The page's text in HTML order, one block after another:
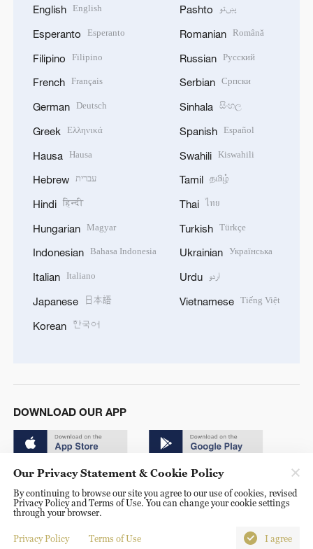
English English
Esperanto Esperanto
Filipino Filipino
French Français
German Deutsch
Greek Ελληνικά
Hausa Hausa
Hebrew עברית
Hindi हिन्दी
Hungarian Magyar
Indonesian Bahasa Indonesia
Italian Italiano
Japanese 日本語
Korean 한국어
Pashto پښتو
Romanian Română
Russian Русский
Serbian Српски
Sinhala සිංහල
Spanish Español
Swahili Kiswahili
Tamil தமிழ்
Thai ไทย
Turkish Türkçe
Ukrainian Українська
Urdu اردو
Vietnamese Tiếng Việt
DOWNLOAD OUR APP
© China Radio International.CRI. All Rights Reserved. 16A
Shijingshan Road, Beijing, China. 100040
Our Privacy Statement & Cookie Policy
By continuing to browse our site you agree to our use of cookies, revised
Privacy Policy and Terms of Use. You can change your cookie settings
through your browser.
Privacy Policy Terms of Use I agree